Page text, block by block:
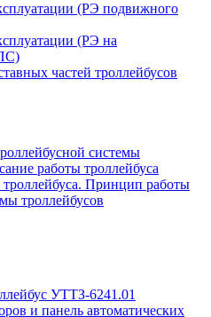
(РЭ подвижного
(РЭ на
частей троллейбусов
системы
работы троллейбуса
Принцип работы
троллейбусов
УТТЗ-6241.01
и панель автоматических